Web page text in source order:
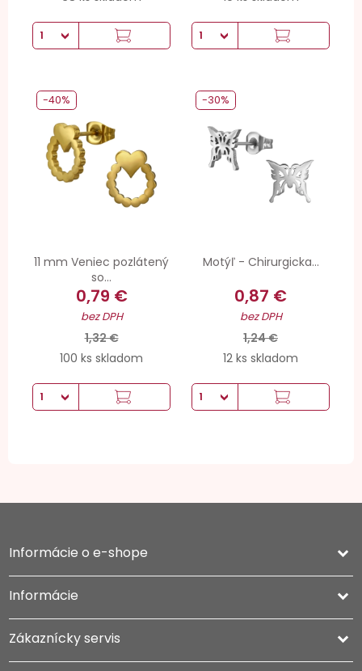
11 mm Veniec pozlátený
so...
0,79 €
bez DPH
1,32 €
100 ks skladom
-40%
Motýľ - Chirurgicka...
0,87 €
bez DPH
1,24 €
12 ks skladom
-30%
Informácie o e-shope keyboard_arrow_down
Informácie 
Zákaznícky servis 